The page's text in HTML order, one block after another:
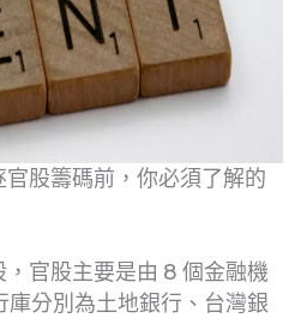
股籌碼前，你必須了解的
官股主要是由 8 個金融機
分別為土地銀行、台灣銀